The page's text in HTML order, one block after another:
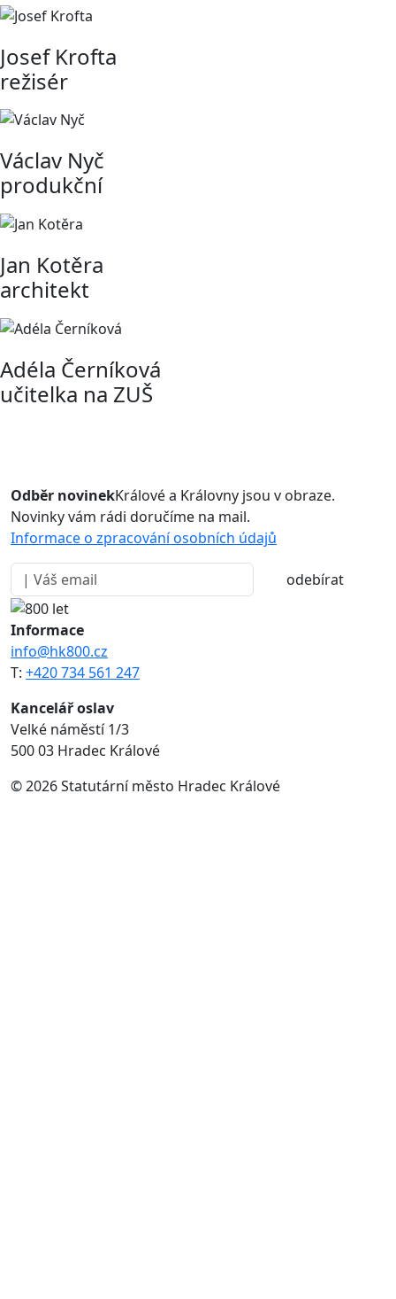
Josef Krofta
režisér
Václav Nyč
produkční
Jan Kotěra
architekt
Adéla Černíková
učitelka na ZUŠ
Odběr novinekKrálové a Královny jsou v obraze.
Novinky vám rádi doručíme na mail.
Informace o zpracování osobních údajů
odebírat
Informace
info@hk800.cz
T: +420 734 561 247
Kancelář oslav
Velké náměstí 1/3
500 03 Hradec Králové
© 2026 Statutární město Hradec Králové